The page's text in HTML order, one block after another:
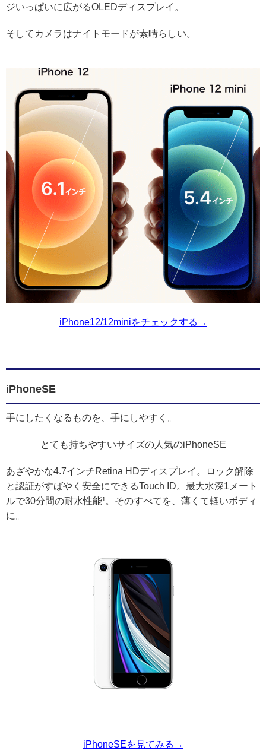
ジいっぱいに広がるOLEDディスプレイ。
そしてカメラはナイトモードが素晴らしい。
iPhone12/12miniをチェックする→
iPhoneSE
手にしたくなるものを、手にしやすく。
とても持ちやすいサイズの人気のiPhoneSE
あざやかな4.7インチRetina HDディスプレイ。ロック解除
と認証がすばやく安全にできるTouch ID。最大水深1メート
ルで30分間の耐水性能¹。そのすべてを、薄くて軽いボディ
に。
iPhoneSEを見てみる→